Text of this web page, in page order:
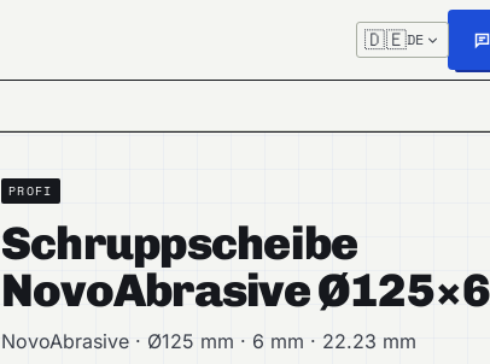
🇩🇪DE
PROFI
Schruppscheibe
NovoAbrasive
NovoAbrasive · Ø125 mm · 6 mm · 22.23 mm